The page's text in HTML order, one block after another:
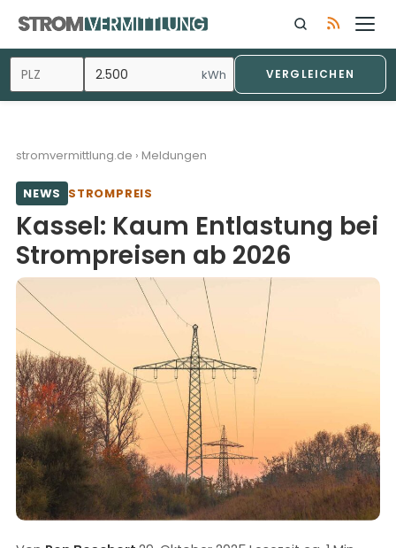
Inhalt
springen
kWh VERGLEICHEN
stromvermittlung.de › Meldungen
NEWS STROMPREIS
Kassel: Kaum Entlastung bei
Strompreisen ab 2026